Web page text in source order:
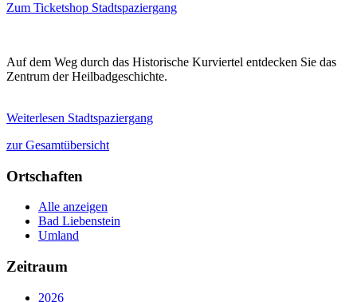
Zum Ticketshop Stadtspaziergang
Auf dem Weg durch das Historische Kurviertel entdecken Sie das
Zentrum der Heilbadgeschichte.
Weiterlesen Stadtspaziergang
zur Gesamtübersicht
Ortschaften
Alle anzeigen
Bad Liebenstein
Umland
Zeitraum
2026